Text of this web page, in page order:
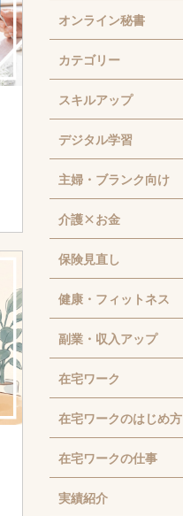
オンライン秘書
カテゴリー
スキルアップ
デジタル学習
主婦・ブランク向け
介護×お金
保険見直し
健康・フィットネス
副業・収入アップ
在宅ワーク
在宅ワークのはじめ方
在宅ワークの仕事
実績紹介